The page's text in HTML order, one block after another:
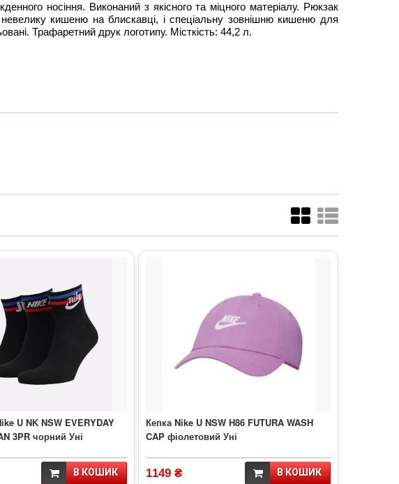
носіння. Виконаний з якісного та міцного матеріалу. Рюкзак
кишеню на блискавці, і спеціальну зовнішню кишеню для
Трафаретний друк логотипу. Місткість: 44,2 л.
U NK NSW EVERYDAY
3PR чорний Уні
В КОШИК
Кепка Nike U NSW H86 FUTURA WASH
CAP фіолетовий Уні
1149 ₴ В КОШИК